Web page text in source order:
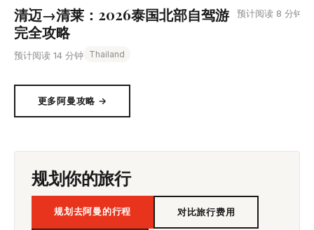
清迈→清莱：2026泰国北部自驾游
完全攻略
预计阅读 14 分钟 Thailand
预计阅读 8 分钟
更多阿曼攻略 →
规划你的旅行
规划去阿曼的行程 对比旅行费用